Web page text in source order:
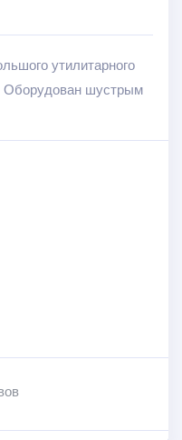
утилитарного
Оборудован шустрым
(объем 270
охлаждением и
модели квадроцикла